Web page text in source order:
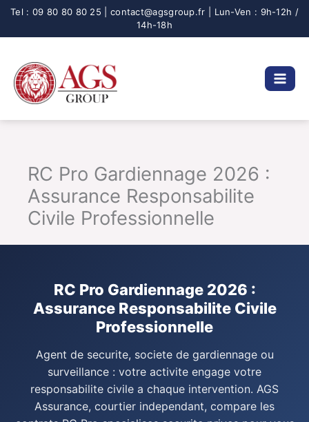
Aller
RC Pro Gardiennage 2026 :
Assurance Responsabilite
Civile Professionnelle
RC Pro Gardiennage 2026 :
Assurance Responsabilite Civile
Professionnelle
Agent de securite, societe de gardiennage ou
surveillance : votre activite engage votre
responsabilite civile a chaque intervention. AGS
Assurance, courtier independant, compare les